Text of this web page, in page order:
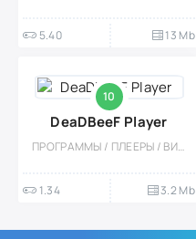
5.40 13 Mb
10
DeaDBeeF Player
ПРОГРАММЫ / ПЛЕЕРЫ / ВИДЕОПЛЕЕРЫ
1.34 3.2 Mb